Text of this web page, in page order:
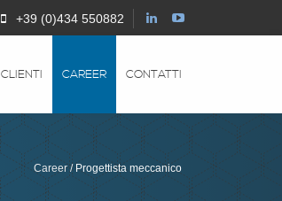
+39 (0)434 550882
CLIENTI CAREER CONTATTI
Career Progettista meccanico